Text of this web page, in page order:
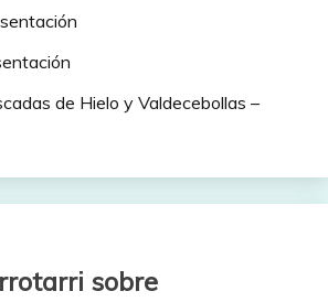
de Hielo y Valdecebollas –
sobre